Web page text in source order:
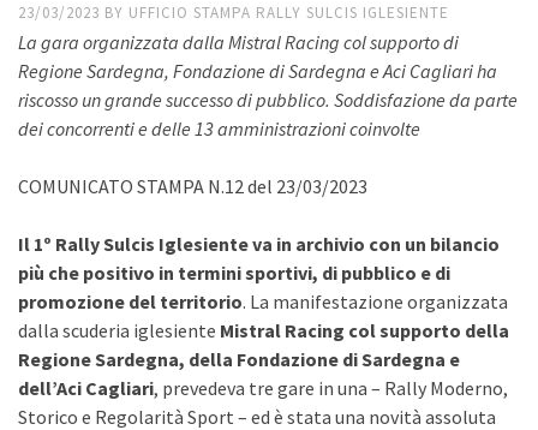
23/03/2023 BY UFFICIO STAMPA RALLY SULCIS IGLESIENTE
La gara organizzata dalla Mistral Racing col supporto di
Regione Sardegna, Fondazione di Sardegna e Aci Cagliari ha
riscosso un grande successo di pubblico. Soddisfazione da parte
dei concorrenti e delle 13 amministrazioni coinvolte
COMUNICATO STAMPA N.12 del 23/03/2023
Il 1º Rally Sulcis Iglesiente va in archivio con un bilancio
più che positivo in termini sportivi, di pubblico e di
promozione del territorio. La manifestazione organizzata
dalla scuderia iglesiente Mistral Racing col supporto della
Regione Sardegna, della Fondazione di Sardegna e
dell’Aci Cagliari, prevedeva tre gare in una – Rally Moderno,
Storico e Regolarità Sport – ed è stata una novità assoluta